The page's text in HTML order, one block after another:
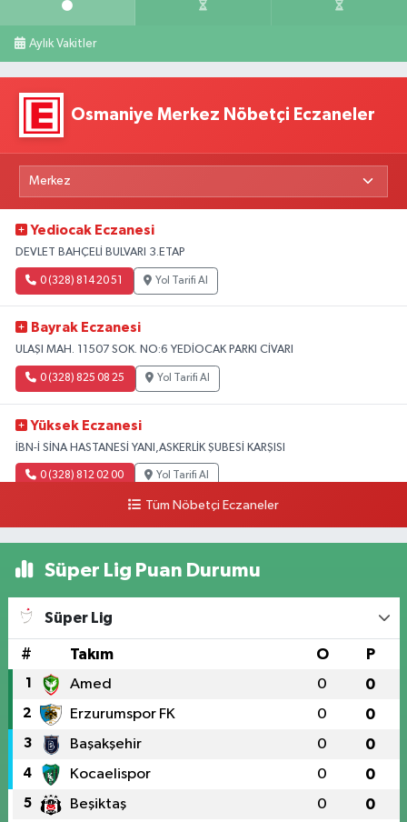
Aylık Vakitler
Osmaniye Merkez Nöbetçi Eczaneler
Yediocak Eczanesi
DEVLET BAHÇELİ BULVARI 3.ETAP
0 (328) 814 20 51 Yol Tarifi Al
Bayrak Eczanesi
ULAŞI MAH. 11507 SOK. NO:6 YEDİOCAK PARKI CİVARI
0 (328) 825 08 25 Yol Tarifi Al
Yüksek Eczanesi
İBN-İ SİNA HASTANESİ YANI,ASKERLİK ŞUBESİ KARŞISI
0 (328) 812 02 00 Yol Tarifi Al
Tüm Nöbetçi Eczaneler
Süper Lig Puan Durumu
Süper Lig
# Takım O P
1 Amed 0 0
2 Erzurumspor FK 0 0
3 Başakşehir 0 0
4 Kocaelispor 0 0
5 Beşiktaş 0 0